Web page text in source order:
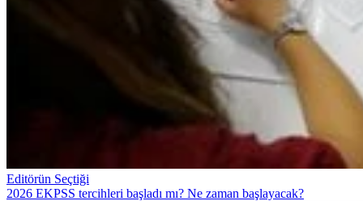
Editörün Seçtiği
2026 EKPSS tercihleri başladı mı? Ne zaman başlayacak?